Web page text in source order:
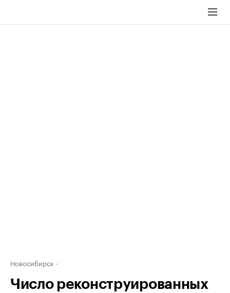
Новосибирск
Число реконструированных